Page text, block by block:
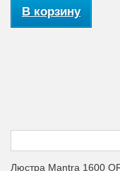
В корзину
Люстра Mantra 1600